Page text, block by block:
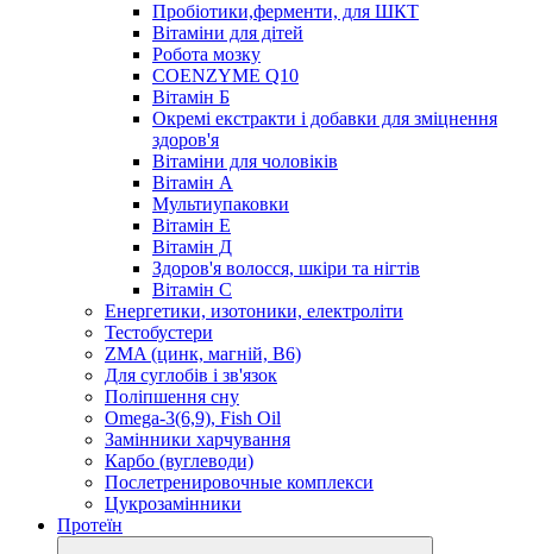
Пробіотики,ферменти, для ШКТ
Вітаміни для дітей
Робота мозку
COENZYME Q10
Вітамін Б
Окремі екстракти і добавки для зміцнення
здоров'я
Вітаміни для чоловіків
Вітамін А
Мультиупаковки
Вітамін Е
Вітамін Д
Здоров'я волосся, шкіри та нігтів
Вітамін С
Енергетики, изотоники, електроліти
Тестобустери
ZMA (цинк, магній, В6)
Для суглобів і зв'язок
Поліпшення сну
Omega-3(6,9), Fish Oil
Замінники харчування
Карбо (вуглеводи)
Послетренировочные комплекси
Цукрозамінники
Протеїн